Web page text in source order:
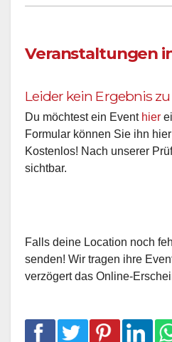
Veranstaltungen
Leider kein Ergebnis
Du möchtest ein Event hier
Formular können Sie ihn
Kostenlos! Nach unserer
sichtbar.
Falls deine Location noch
senden! Wir tragen ihre
verzögert das Online-